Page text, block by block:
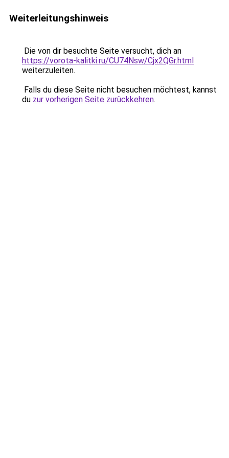
Weiterleitungshinweis
Die von dir besuchte Seite versucht, dich an
https://vorota-kalitki.ru/CU74Nsw/Cjx2QGr.html
weiterzuleiten.
Falls du diese Seite nicht besuchen möchtest, kannst
du zur vorherigen Seite zurückkehren.